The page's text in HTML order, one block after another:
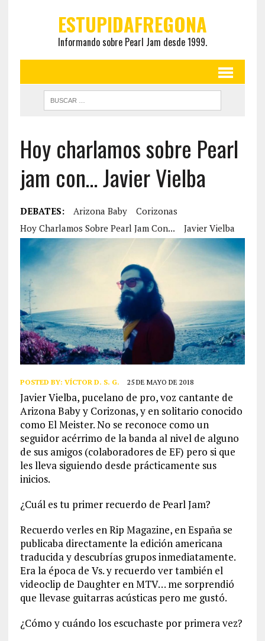
ESTUPIDAFREGONA
Informando sobre Pearl Jam desde 1999.
Hoy charlamos sobre Pearl
jam con… Javier Vielba
DEBATES: Arizona Baby
Corizonas
Hoy Charlamos Sobre Pearl Jam Con...
Javier Vielba
POSTED BY: VÍCTOR D. S. G. 25 DE MAYO DE 2018
Javier Vielba, pucelano de pro, voz cantante de
Arizona Baby y Corizonas, y en solitario conocido
como El Meister. No se reconoce como un
seguidor acérrimo de la banda al nivel de alguno
de sus amigos (colaboradores de EF) pero si que
les lleva siguiendo desde prácticamente sus
inicios.
¿Cuál es tu primer recuerdo de Pearl Jam?
Recuerdo verles en Rip Magazine, en España se
publicaba directamente la edición americana
traducida y descubrías grupos inmediatamente.
Era la época de Vs. y recuerdo ver también el
videoclip de Daughter en MTV… me sorprendió
que llevase guitarras acústicas pero me gustó.
¿Cómo y cuándo los escuchaste por primera vez?